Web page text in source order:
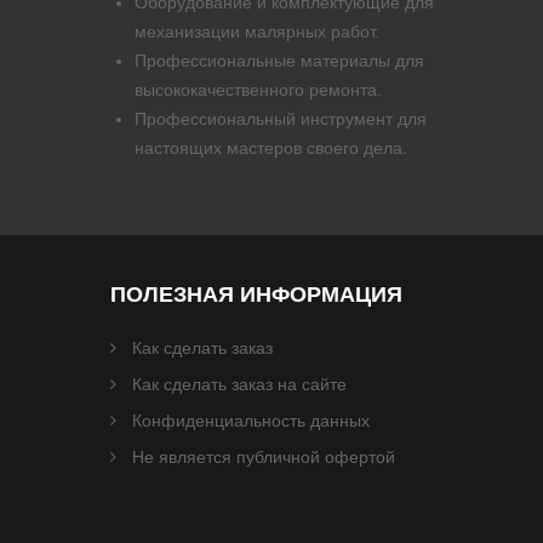
механизации малярных работ.
Профессиональные материалы для
высококачественного ремонта.
Профессиональный инструмент для
настоящих мастеров своего дела.
ПОЛЕЗНАЯ ИНФОРМАЦИЯ
Как сделать заказ
Как сделать заказ на сайте
Конфиденциальность данных
Не является публичной офертой